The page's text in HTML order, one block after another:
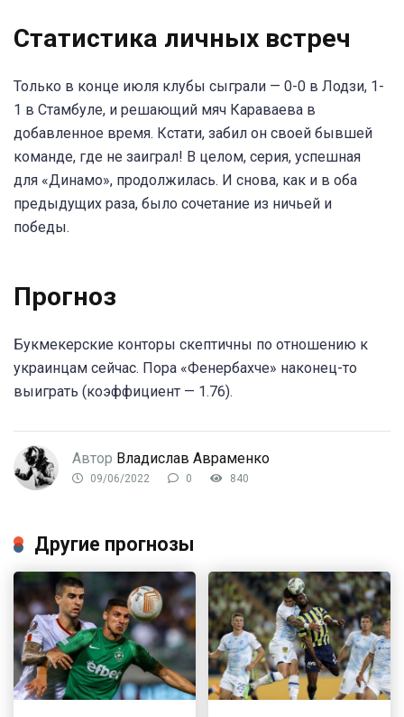
Статистика личных встреч
Только в конце июля клубы сыграли — 0-0 в Лодзи, 1-
1 в Стамбуле, и решающий мяч Караваева в
добавленное время. Кстати, забил он своей бывшей
команде, где не заиграл! В целом, серия, успешная
для «Динамо», продолжилась. И снова, как и в оба
предыдущих раза, было сочетание из ничьей и
победы.
Прогноз
Букмекерские конторы скептичны по отношению к
украинцам сейчас. Пора «Фенербахче» наконец-то
выиграть (коэффициент — 1.76).
Автор Владислав Авраменко
09/06/2022 0 840
Другие прогнозы